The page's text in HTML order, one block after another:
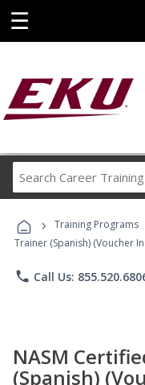
☰
› Training Programs
Trainer (Spanish) (Voucher
phone Call Us:
NASM
(Spanish)